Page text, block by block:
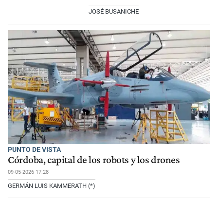
JOSÉ BUSANICHE
PUNTO DE VISTA
Córdoba, capital de los robots y los drones
09-05-2026 17:28
GERMÁN LUIS KAMMERATH (*)